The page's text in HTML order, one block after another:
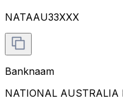
NATAAU33XXX
Banknaam
NATIONAL AUSTRALIA